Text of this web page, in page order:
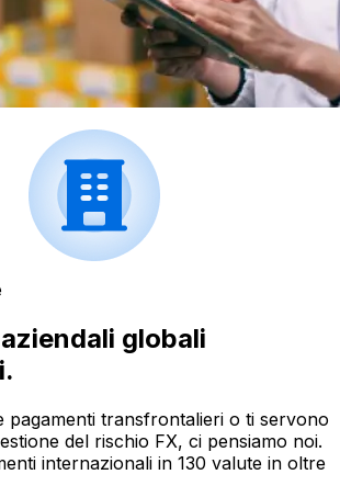
globali
pagamenti transfrontalieri o ti servono
del rischio FX, ci pensiamo noi.
internazionali in 130 valute in oltre